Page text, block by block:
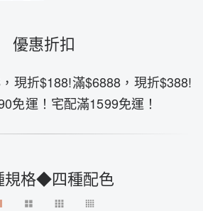
優惠折扣
現折$188!滿$6888，現折$388!
免運！宅配滿1599免運！
規格◆四種配色